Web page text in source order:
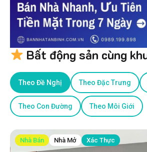
Bất động sản cùng
Theo Đề Nghị Theo Đặc Trưng
Theo Con Đường Theo Môi Giới
Nhà Bán Nhà Mở Xác Thực